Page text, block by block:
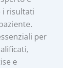
i risultati
per
e